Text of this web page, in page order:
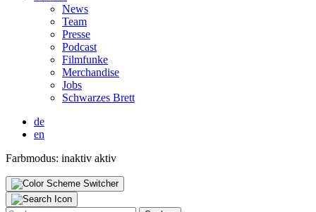
News
Team
Pres­se
Pod­cast
Film­fun­ke
Mer­chan­di­se
Jobs
Schwar­zes Brett
de
en
Farbmodus: inaktiv aktiv